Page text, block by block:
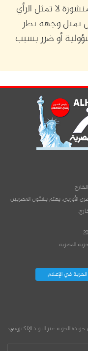
لا تمثل الرأي
تمثل وجهة نظر
أو ضرر بسبب
الأوربي، يهتم بشئون المصريين
المصرية
الحرية في الإعلام
الحرية عبر البريد الإلكتروني: